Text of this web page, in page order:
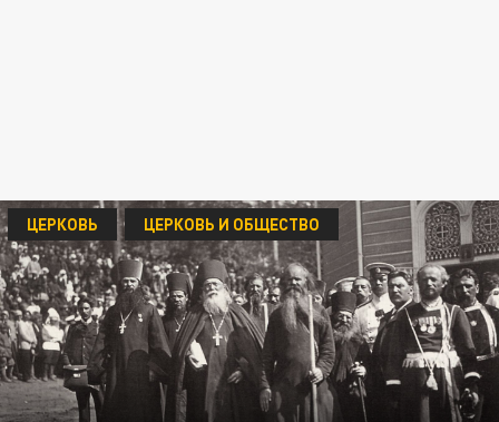
ЦЕРКОВЬ ЦЕРКОВЬ И ОБЩЕСТВО